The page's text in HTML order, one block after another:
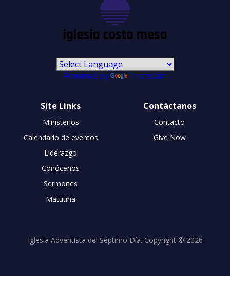
Powered by Translate
Site Links
Ministerios
Calendario de eventos
Liderazgo
Conócenos
Sermones
Matutina
Contáctanos
Contacto
Give Now
Iglesia Adventista del Séptimo Día. Copyright © 2026